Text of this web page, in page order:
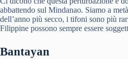
abbattendo sul Mindanao. Siamo a
dell’anno più secco, i tifoni sono più
Filippine possono sempre essere
Bantayan